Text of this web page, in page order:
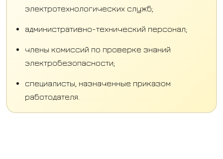
электротехнологических служб;
административно-технический персонал;
члены комиссий по проверке знаний
электробезопасности;
специалисты, назначенные приказом
работодателя.